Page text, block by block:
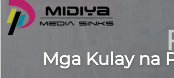
Mga Kulay na